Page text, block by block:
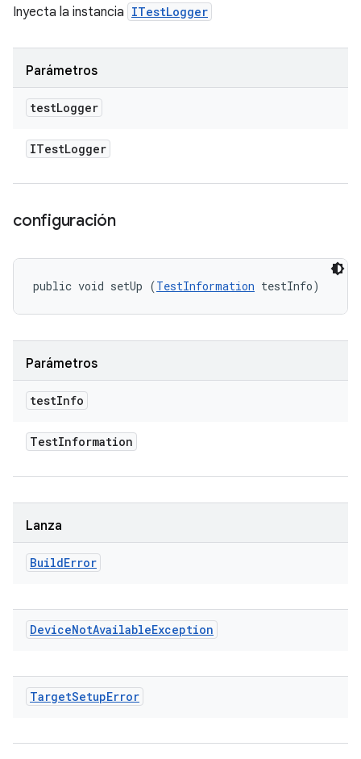
Inyecta la instancia ITestLogger
Parámetros
testLogger
ITestLogger
configuración
public void setUp (TestInformation testInfo)
Parámetros
testInfo
TestInformation
Lanza
BuildError
DeviceNotAvailableException
TargetSetupError